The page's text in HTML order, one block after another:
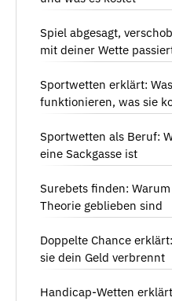
Spiel abgesagt,
mit deiner Wette
Sportwetten erklärt:
funktionieren, was sie
Sportwetten als Beruf:
eine Sackgasse ist
Surebets finden:
Theorie geblieben sind
Doppelte Chance
sie dein Geld verbrennt
Handicap-Wetten